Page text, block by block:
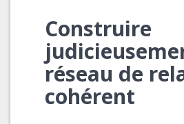
Construire
réseau de
cohérent